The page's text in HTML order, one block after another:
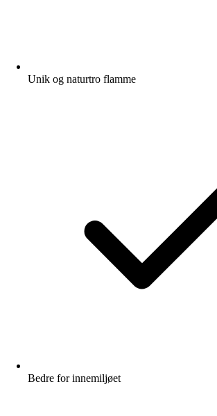
Unik og naturtro flamme
Bedre for innemiljøet